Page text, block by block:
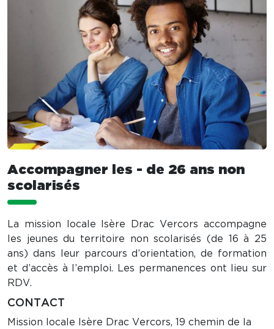
Accompagner les - de 26 ans non
scolarisés
La mission locale Isère Drac Vercors accompagne
les jeunes du territoire non scolarisés (de 16 à 25
ans) dans leur parcours d’orientation, de formation
et d’accès à l’emploi. Les permanences ont lieu sur
RDV.
CONTACT
Mission locale Isère Drac Vercors, 19 chemin de la